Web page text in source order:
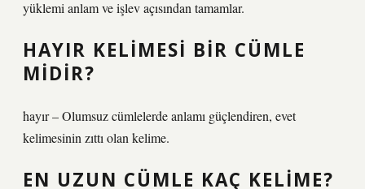
yüklemi anlam ve işlev açısından tamamlar.
HAYIR KELIMESI BIR CÜMLE
MIDIR?
hayır – Olumsuz cümlelerde anlamı güçlendiren, evet
kelimesinin zıttı olan kelime.
EN UZUN CÜMLE KAÇ KELIME?